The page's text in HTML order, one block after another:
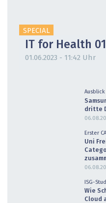
SPECIAL
IT for Health
01.06.2023 - 11:42 Uhr
Ausblick
dritte
Erster
Uni
ISG-
Wie
Cloud